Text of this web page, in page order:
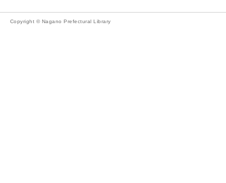
Copyright © Nagano Prefectural Library